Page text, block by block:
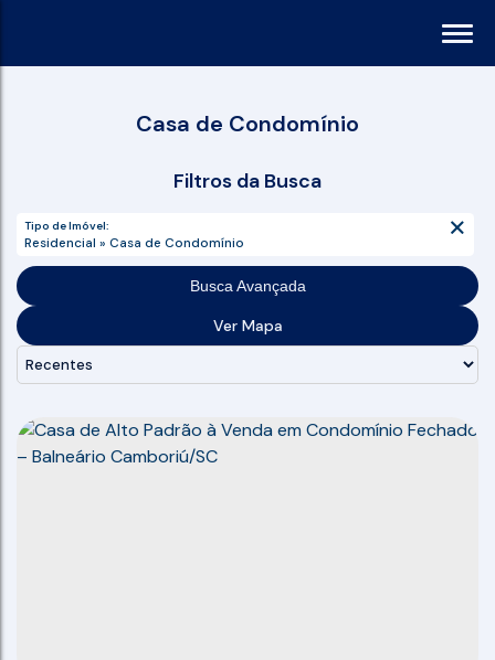
Casa de Condomínio
Tipo de Imóvel:
Residencial » Casa de Condomínio
Busca Avançada
Ver Mapa